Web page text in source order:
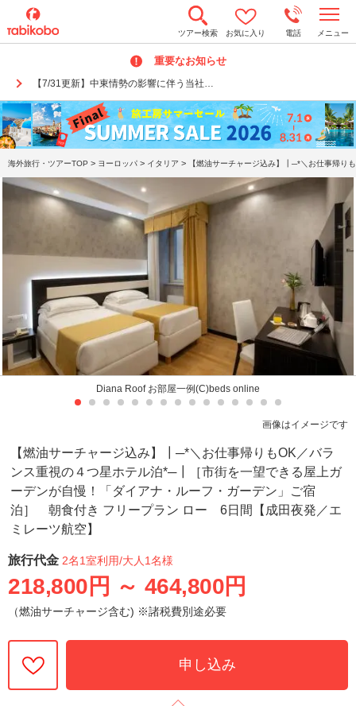
ツアー検索 お気に入り 電話 メニュー
重要なお知らせ
【7/31更新】中東情勢の影響に伴う当社…
o
n
a
v
i
g
a
t
n
海外旅行・ツアーTOP > ヨーロッパ > イタリア > 【燃油サーチャージ込み】┃─*＼お仕事帰り
Diana Roof お部屋一例(C)beds online
画像はイメージです
【燃油サーチャージ込み】┃─*＼お仕事帰りもOK／バラ
ンス重視の４つ星ホテル泊*─┃［市街を一望できる屋上ガ
ーデンが自慢！「ダイアナ・ルーフ・ガーデン」ご宿
泊］ 朝食付き フリープラン ロー 6日間【成田夜発／エ
ミレーツ航空】
旅行代金 2名1室利用/大人1名様
218,800円 ～ 464,800円
（燃油サーチャージ含む) ※諸税費別途必要
申し込み